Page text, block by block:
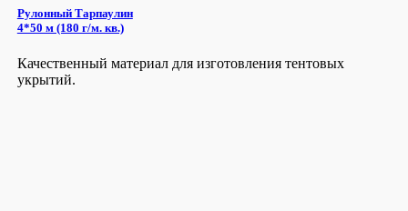
Рулонный Тарпаулин
4*50 м (180 г/м. кв.)
Качественный материал для изготовления тентовых
укрытий.